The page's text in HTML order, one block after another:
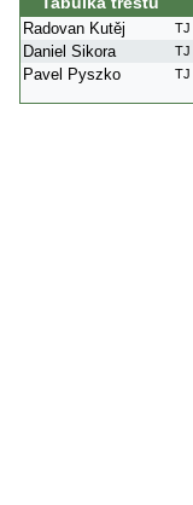
Radovan Kutěj TJ
Daniel Sikora
TJ
Pavel Pyszko
TJ